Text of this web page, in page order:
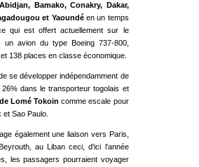
Abidjan, Bamako, Conakry, Dakar,
et Yaoundéen un temps
qui est offert actuellement sur le
avion du type Boeing 737-800,
138 places en classe économique.
se développer indépendamment de
dans le transporteur togolais et
Lomé Tokoin comme escale pour
Sao Paulo.
également une liaison vers Paris,
au Liban ceci, d'ici l'année
les passagers pourraient voyager